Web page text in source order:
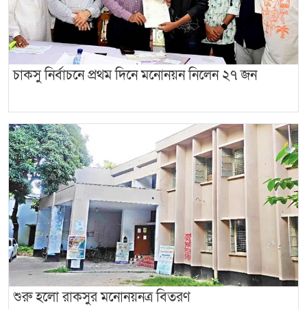
চাকসু নির্বাচনে প্রথম দিনে মনোনয়ন নিলেন ২৭ জন
শুরু হলো রাকসুর মনোনয়নত্র বিতরণ